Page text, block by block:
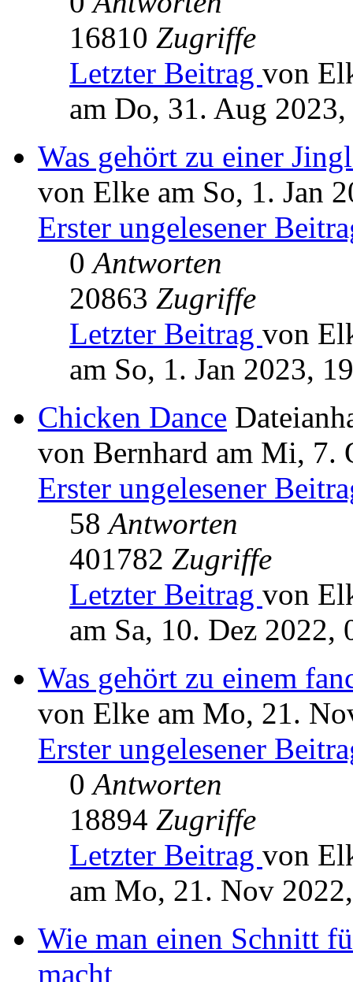
16810 Zugriffe
Letzter Beitrag von
am Do, 31. Aug
Was gehört zu einer
von Elke am So, 1. Jan
Erster ungelesener
0Antworten
20863 Zugriffe
Letzter Beitrag von
am So, 1. Jan 2023,
Chicken Dance
von Bernhard am Mi, 7.
Erster ungelesener
58Antworten
401782 Zugriffe
Letzter Beitrag von
am Sa, 10. Dez 2022,
Was gehört zu einem
von Elke am Mo, 21.
Erster ungelesener
0Antworten
18894 Zugriffe
Letzter Beitrag von
am Mo, 21. Nov
Wie man einen Schnitt
macht